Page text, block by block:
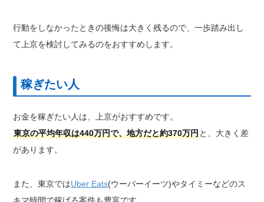
行動をしなかったときの後悔は大きく残るので、一歩踏み出し
て上京を検討してみるのをおすすめします。
稼ぎたい人
お金を稼ぎたい人は、上京がおすすめです。
東京の平均年収は440万円で、地方だと約370万円と、大きく差
があります。
また、東京ではUber Eats(ウーバーイーツ)やタイミーなどのス